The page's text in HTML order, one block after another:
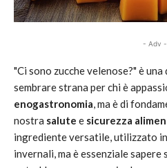
- Adv -
"Ci sono zucche velenose?" è
sembrare strana per chi è
enogastronomia, ma è di
nostra salute e sicurezza
ingrediente versatile, utilizzato
invernali, ma è essenziale